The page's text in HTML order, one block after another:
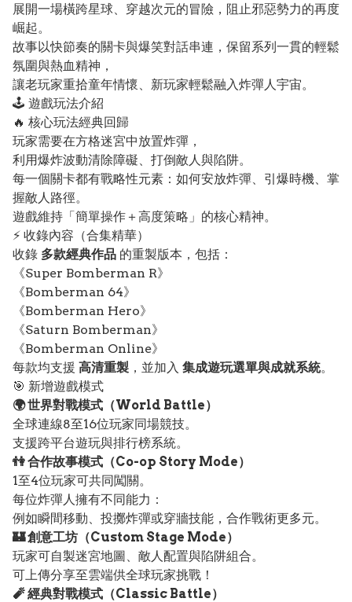
展開一場橫跨星球、穿越次元的冒險，阻止邪惡勢力的再度
崛起。
故事以快節奏的關卡與爆笑對話串連，保留系列一貫的輕鬆
氛圍與熱血精神，
讓老玩家重拾童年情懷、新玩家輕鬆融入炸彈人宇宙。
🕹️ 遊戲玩法介紹
🔥 核心玩法經典回歸
玩家需要在方格迷宮中放置炸彈，
利用爆炸波動清除障礙、打倒敵人與陷阱。
每一個關卡都有戰略性元素：如何安放炸彈、引爆時機、掌
握敵人路徑。
遊戲維持「簡單操作＋高度策略」的核心精神。
⚡ 收錄內容（合集精華）
收錄 多款經典作品 的重製版本，包括：
《Super Bomberman R》
《Bomberman 64》
《Bomberman Hero》
《Saturn Bomberman》
《Bomberman Online》
每款均支援 高清重製 ，並加入 集成遊玩選單與成就系統。
🎯 新增遊戲模式
🌍 世界對戰模式（World Battle）
全球連線8至16位玩家同場競技。
支援跨平台遊玩與排行榜系統。
👫 合作故事模式（Co-op Story Mode）
1至4位玩家可共同闖關。
每位炸彈人擁有不同能力：
例如瞬間移動、投擲炸彈或穿牆技能，合作戰術更多元。
🏰 創意工坊（Custom Stage Mode）
玩家可自製迷宮地圖、敵人配置與陷阱組合。
可上傳分享至雲端供全球玩家挑戰！
🧨 經典對戰模式（Classic Battle）